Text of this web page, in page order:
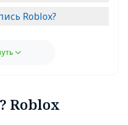
Roblox?
Roblox